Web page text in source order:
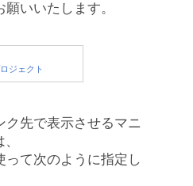
いいたします。
ク先で表示させるマニ
って次のように指定し